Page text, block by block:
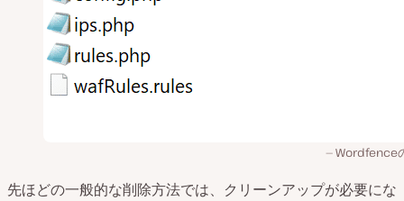
Wordfence
先ほどの一般的な削除方法では、クリーンアップが必要にな